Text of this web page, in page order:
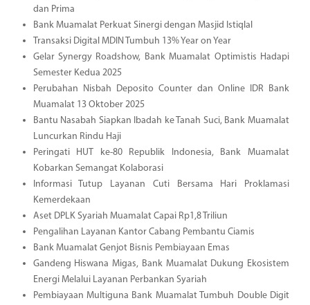
dan Prima
Bank Muamalat Perkuat Sinergi dengan Masjid Istiqlal
Transaksi Digital MDIN Tumbuh 13% Year on Year
Gelar Synergy Roadshow, Bank Muamalat Optimistis Hadapi
Semester Kedua 2025
Perubahan Nisbah Deposito Counter dan Online IDR Bank
Muamalat 13 Oktober 2025
Bantu Nasabah Siapkan Ibadah ke Tanah Suci, Bank Muamalat
Luncurkan Rindu Haji
Peringati HUT ke-80 Republik Indonesia, Bank Muamalat
Kobarkan Semangat Kolaborasi
Informasi Tutup Layanan Cuti Bersama Hari Proklamasi
Kemerdekaan
Aset DPLK Syariah Muamalat Capai Rp1,8 Triliun
Pengalihan Layanan Kantor Cabang Pembantu Ciamis
Bank Muamalat Genjot Bisnis Pembiayaan Emas
Gandeng Hiswana Migas, Bank Muamalat Dukung Ekosistem
Energi Melalui Layanan Perbankan Syariah
Pembiayaan Multiguna Bank Muamalat Tumbuh Double Digit